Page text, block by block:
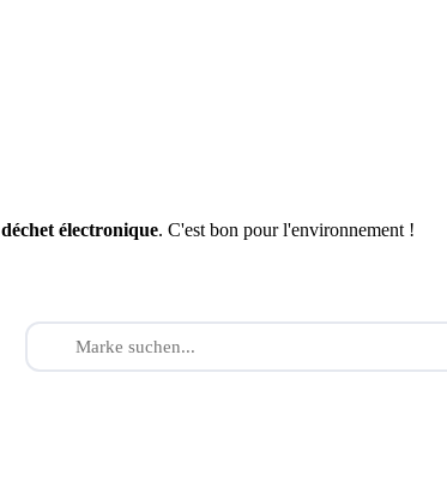
déchet électronique. C'est bon pour l'environnement !